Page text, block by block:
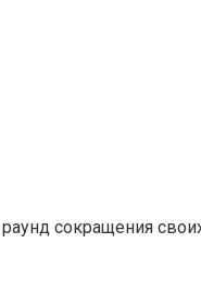
сокращения